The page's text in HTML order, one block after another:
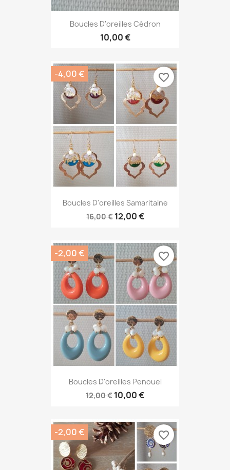
Boucles D'oreilles Cédron
10,00 €
Boucles D'oreilles Samaritaine
16,00 € 12,00 €
-4,00 € favorite_border
Boucles D'oreilles Penouel
12,00 € 10,00 €
-2,00 € favorite_border
-2,00 € favorite_border